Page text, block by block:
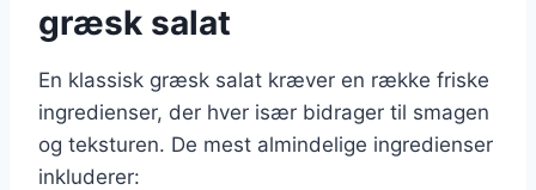
græsk salat
En klassisk græsk salat kræver en række friske
ingredienser, der hver især bidrager til smagen
og teksturen. De mest almindelige ingredienser
inkluderer: